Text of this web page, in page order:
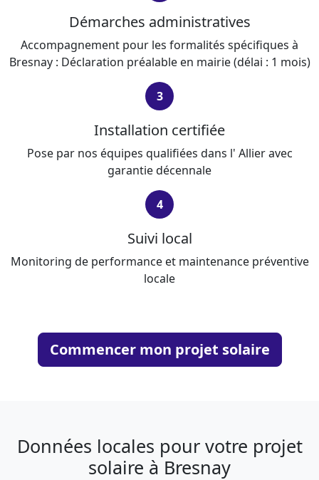
Démarches administratives
Accompagnement pour les formalités spécifiques à
Bresnay : Déclaration préalable en mairie (délai : 1 mois)
3
Installation certifiée
Pose par nos équipes qualifiées dans l' Allier avec
garantie décennale
4
Suivi local
Monitoring de performance et maintenance préventive
locale
Commencer mon projet solaire
Données locales pour votre projet
solaire à Bresnay